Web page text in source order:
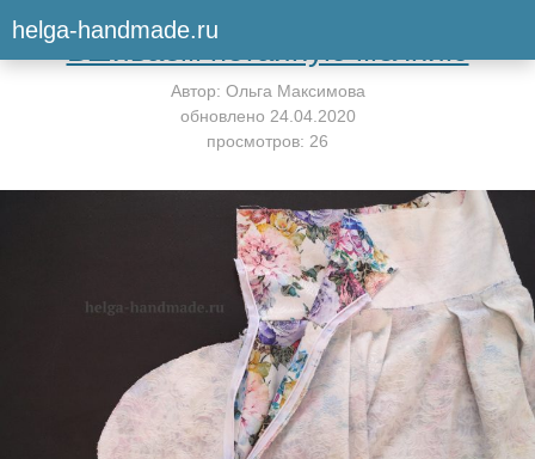
helga-handmade.ruВернуться к мастер-классу
Вшиваем потайную молнию
Автор: Ольга Максимова
обновлено 24.04.2020
просмотров: 26